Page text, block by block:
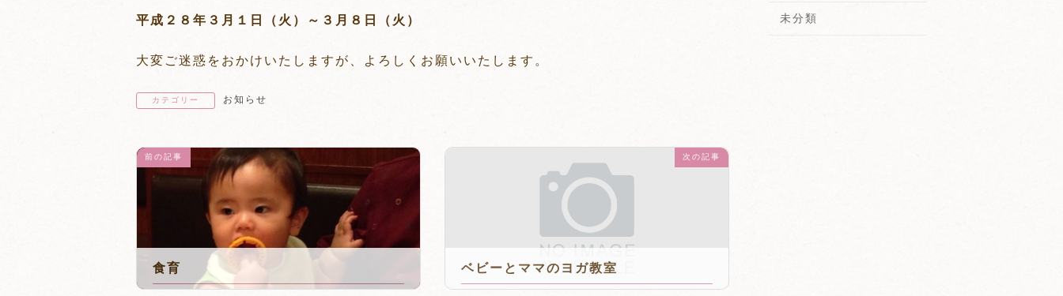
平成２８年３月１日（火）～３月８日（火）
大変ご迷惑をおかけいたしますが、よろしくお願いいたします。
カテゴリー お知らせ
前の記事
食育
次の記事
ベビーとママのヨガ教室
未分類